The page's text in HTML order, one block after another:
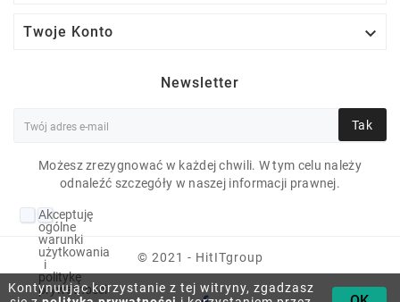
Kontynuując korzystanie z tej witryny, zgadzasz
DELL INSPIRON 16
1024 GB NVME KLASA
R
Twoje Konto 
Newsletter
Tak
Możesz zrezygnować w każdej chwili. W tym celu należy
odnaleźć szczegóły w naszej informacji prawnej.
Akceptuję
ogólne
warunki
użytkowania
i
politykę
prywatności
© 2021 - HitITgroup